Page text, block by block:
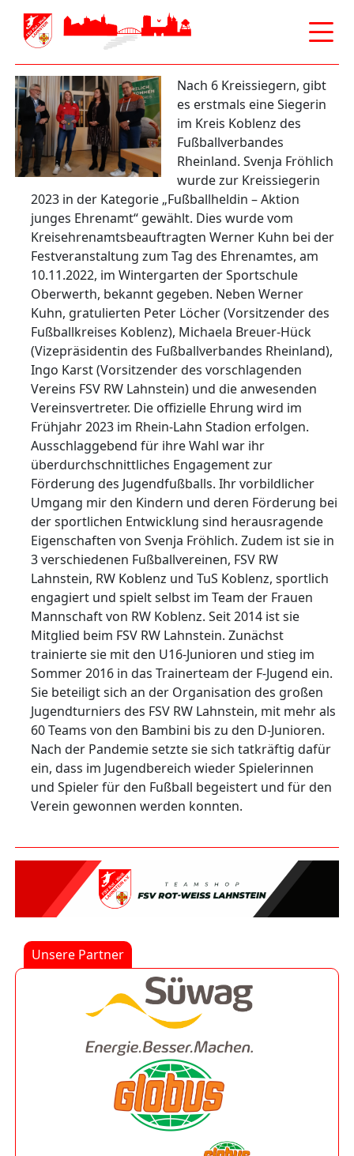
Main menu
Skip
to
content
Nach 6 Kreissiegern, gibt
es erstmals eine Siegerin
im Kreis Koblenz des
Fußballverbandes
Rheinland. Svenja Fröhlich
wurde zur Kreissiegerin
2023 in der Kategorie „Fußballheldin – Aktion
junges Ehrenamt“ gewählt. Dies wurde vom
Kreisehrenamtsbeauftragten Werner Kuhn bei der
Festveranstaltung zum Tag des Ehrenamtes, am
10.11.2022, im Wintergarten der Sportschule
Oberwerth, bekannt gegeben. Neben Werner
Kuhn, gratulierten Peter Löcher (Vorsitzender des
Fußballkreises Koblenz), Michaela Breuer-Hück
(Vizepräsidentin des Fußballverbandes Rheinland),
Ingo Karst (Vorsitzender des vorschlagenden
Vereins FSV RW Lahnstein) und die anwesenden
Vereinsvertreter. Die offizielle Ehrung wird im
Frühjahr 2023 im Rhein-Lahn Stadion erfolgen.
Ausschlaggebend für ihre Wahl war ihr
überdurchschnittliches Engagement zur
Förderung des Jugendfußballs. Ihr vorbildlicher
Umgang mir den Kindern und deren Förderung bei
der sportlichen Entwicklung sind herausragende
Eigenschaften von Svenja Fröhlich. Zudem ist sie in
3 verschiedenen Fußballvereinen, FSV RW
Lahnstein, RW Koblenz und TuS Koblenz, sportlich
engagiert und spielt selbst im Team der Frauen
Mannschaft von RW Koblenz. Seit 2014 ist sie
Mitglied beim FSV RW Lahnstein. Zunächst
trainierte sie mit den U16-Junioren und stieg im
Sommer 2016 in das Trainerteam der F-Jugend ein.
Sie beteiligt sich an der Organisation des großen
Jugendturniers des FSV RW Lahnstein, mit mehr als
60 Teams von den Bambini bis zu den D-Junioren.
Nach der Pandemie setzte sie sich tatkräftig dafür
ein, dass im Jugendbereich wieder Spielerinnen
und Spieler für den Fußball begeistert und für den
Verein gewonnen werden konnten.